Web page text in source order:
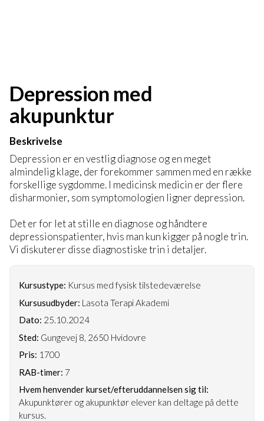
Depression med
akupunktur
Beskrivelse
Depression er en vestlig diagnose og en meget
almindelig klage, der forekommer sammen med en række
forskellige sygdomme. I medicinsk medicin er der flere
disharmonier, som symptomologien ligner depression.
Det er for let at stille en diagnose og håndtere
depressionspatienter, hvis man kun kigger på nogle trin.
Vi diskuterer disse diagnostiske trin i detaljer.
Kursustype: Kursus med fysisk tilstedeværelse
Kursusudbyder: Lasota Terapi Akademi
Dato: 25.10.2024
Sted: Gungevej 8, 2650 Hvidovre
Pris: 1700
RAB-timer: 7
Hvem henvender kurset/efteruddannelsen sig til:
Akupunktører og akupunktør elever kan deltage på dette
kursus.